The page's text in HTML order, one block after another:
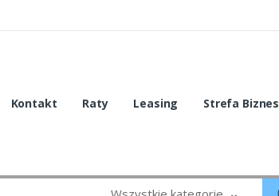
Kontakt Raty Leasing Strefa Biznes